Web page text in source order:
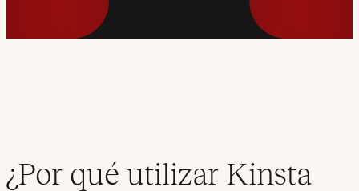
¿Por qué utilizar Kinsta